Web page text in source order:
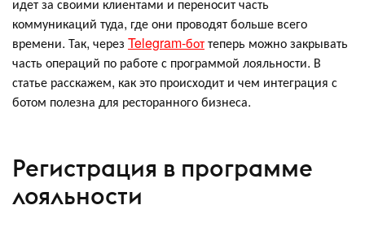
идет за своими клиентами и переносит часть
коммуникаций туда, где они проводят больше всего
времени. Так, через Telegram-боттеперь можно закрывать
часть операций по работе с программой лояльности. В
статье расскажем, как это происходит и чем интеграция с
ботом полезна для ресторанного бизнеса.
Регистрация в программе
лояльности